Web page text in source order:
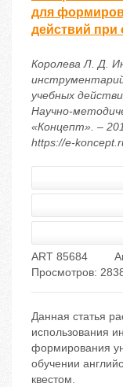
для
действий при
Королева Л. Д.
учебных
Научно-
«Концепт». –
https://e-
ART 85684
Просмотров:
Данная статья
использования
формирования
обучении
квестом.